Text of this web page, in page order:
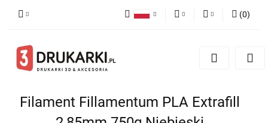
English
Zarejestruj się
(0)
Filament Fillamentum PLA Extrafill